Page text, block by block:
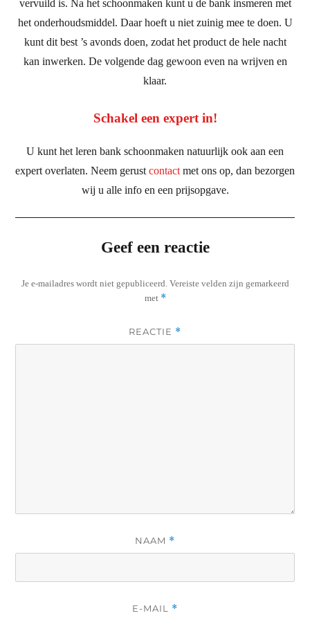
vervuild is. Na het schoonmaken kunt u de bank insmeren met
het onderhoudsmiddel. Daar hoeft u niet zuinig mee te doen. U
kunt dit best ’s avonds doen, zodat het product de hele nacht
kan inwerken. De volgende dag gewoon even na wrijven en
klaar.
Schakel een expert in!
U kunt het leren bank schoonmaken natuurlijk ook aan een
expert overlaten. Neem gerust contact met ons op, dan bezorgen
wij u alle info en een prijsopgave.
Geef een reactie
Je e-mailadres wordt niet gepubliceerd. Vereiste velden zijn gemarkeerd
met *
REACTIE *
NAAM *
E-MAIL *